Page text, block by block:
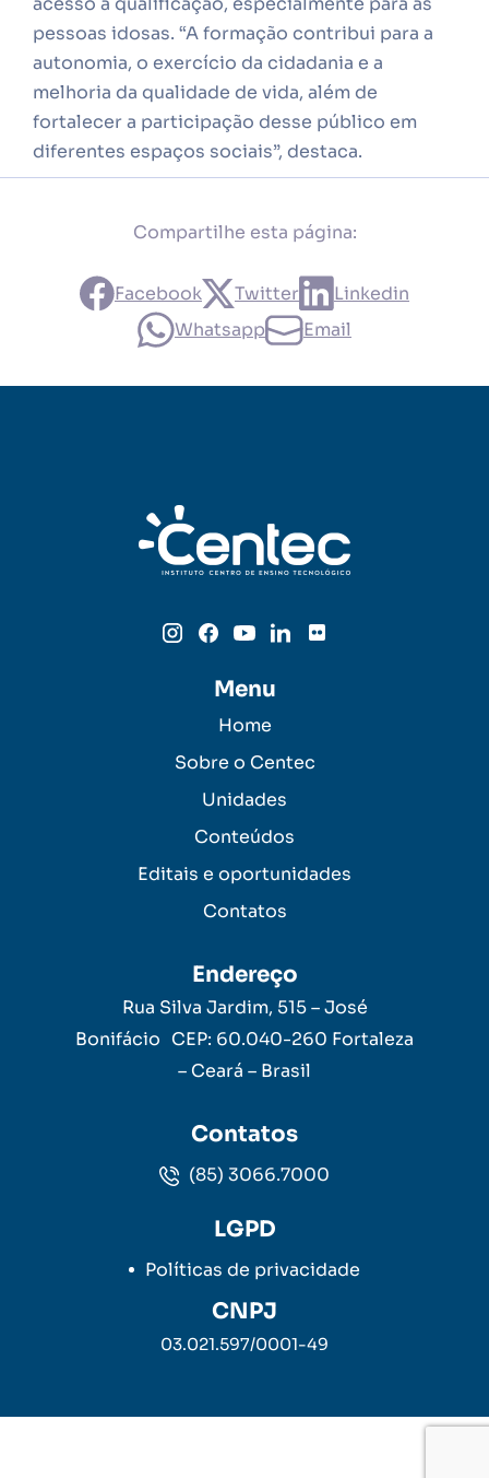
pessoas idosas. “A formação contribui para a
autonomia, o exercício da cidadania e a
melhoria da qualidade de vida, além de
fortalecer a participação desse público em
diferentes espaços sociais”, destaca.
Compartilhe esta página:
Facebook Twitter
Linkedin
Whatsapp
Email
Menu
Home
Sobre o Centec
Unidades
Conteúdos
Editais e oportunidades
Contatos
Endereço
Rua Silva Jardim, 515 – José
Bonifácio CEP: 60.040-260 Fortaleza
– Ceará – Brasil
Contatos
(85) 3066.7000
LGPD
Políticas de privacidade
CNPJ
03.021.597/0001-49